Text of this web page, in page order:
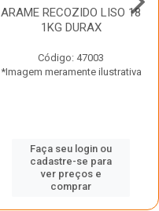
ARAME RECOZIDO LISO 18
1KG DURAX
Código: 47003
*Imagem meramente ilustrativa
Faça seu login ou
cadastre-se para
ver preços e
comprar